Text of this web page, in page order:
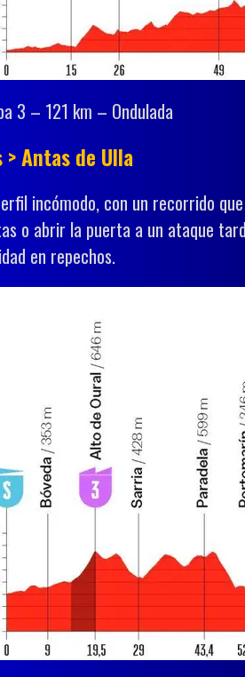
3 – 121 km – Ondulada
Antas de Ulla
incómodo, con un recorrido
o abrir la puerta a un ataque
en repechos.